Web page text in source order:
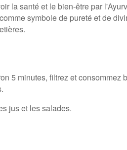
la santé et le bien-être par
symbole de pureté et de
5 minutes, filtrez et consommez
jus et les salades.